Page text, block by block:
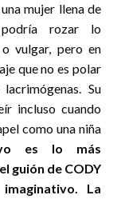
mujer llena de
rozar lo
vulgar, pero en
que no es polar
Su
incluso cuando
como una niña
es lo más
guión de CODY
La